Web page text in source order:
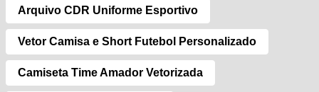
Arquivo CDR Uniforme Esportivo
Vetor Camisa e Short Futebol Personalizado
Camiseta Time Amador Vetorizada